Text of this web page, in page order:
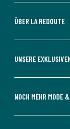
ÜBER LA REDOUTE
UNSERE
NOCH MEHR MODE